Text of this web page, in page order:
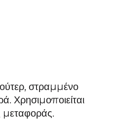
στραμμένο
Χρησιμοποιείται
μεταφοράς.